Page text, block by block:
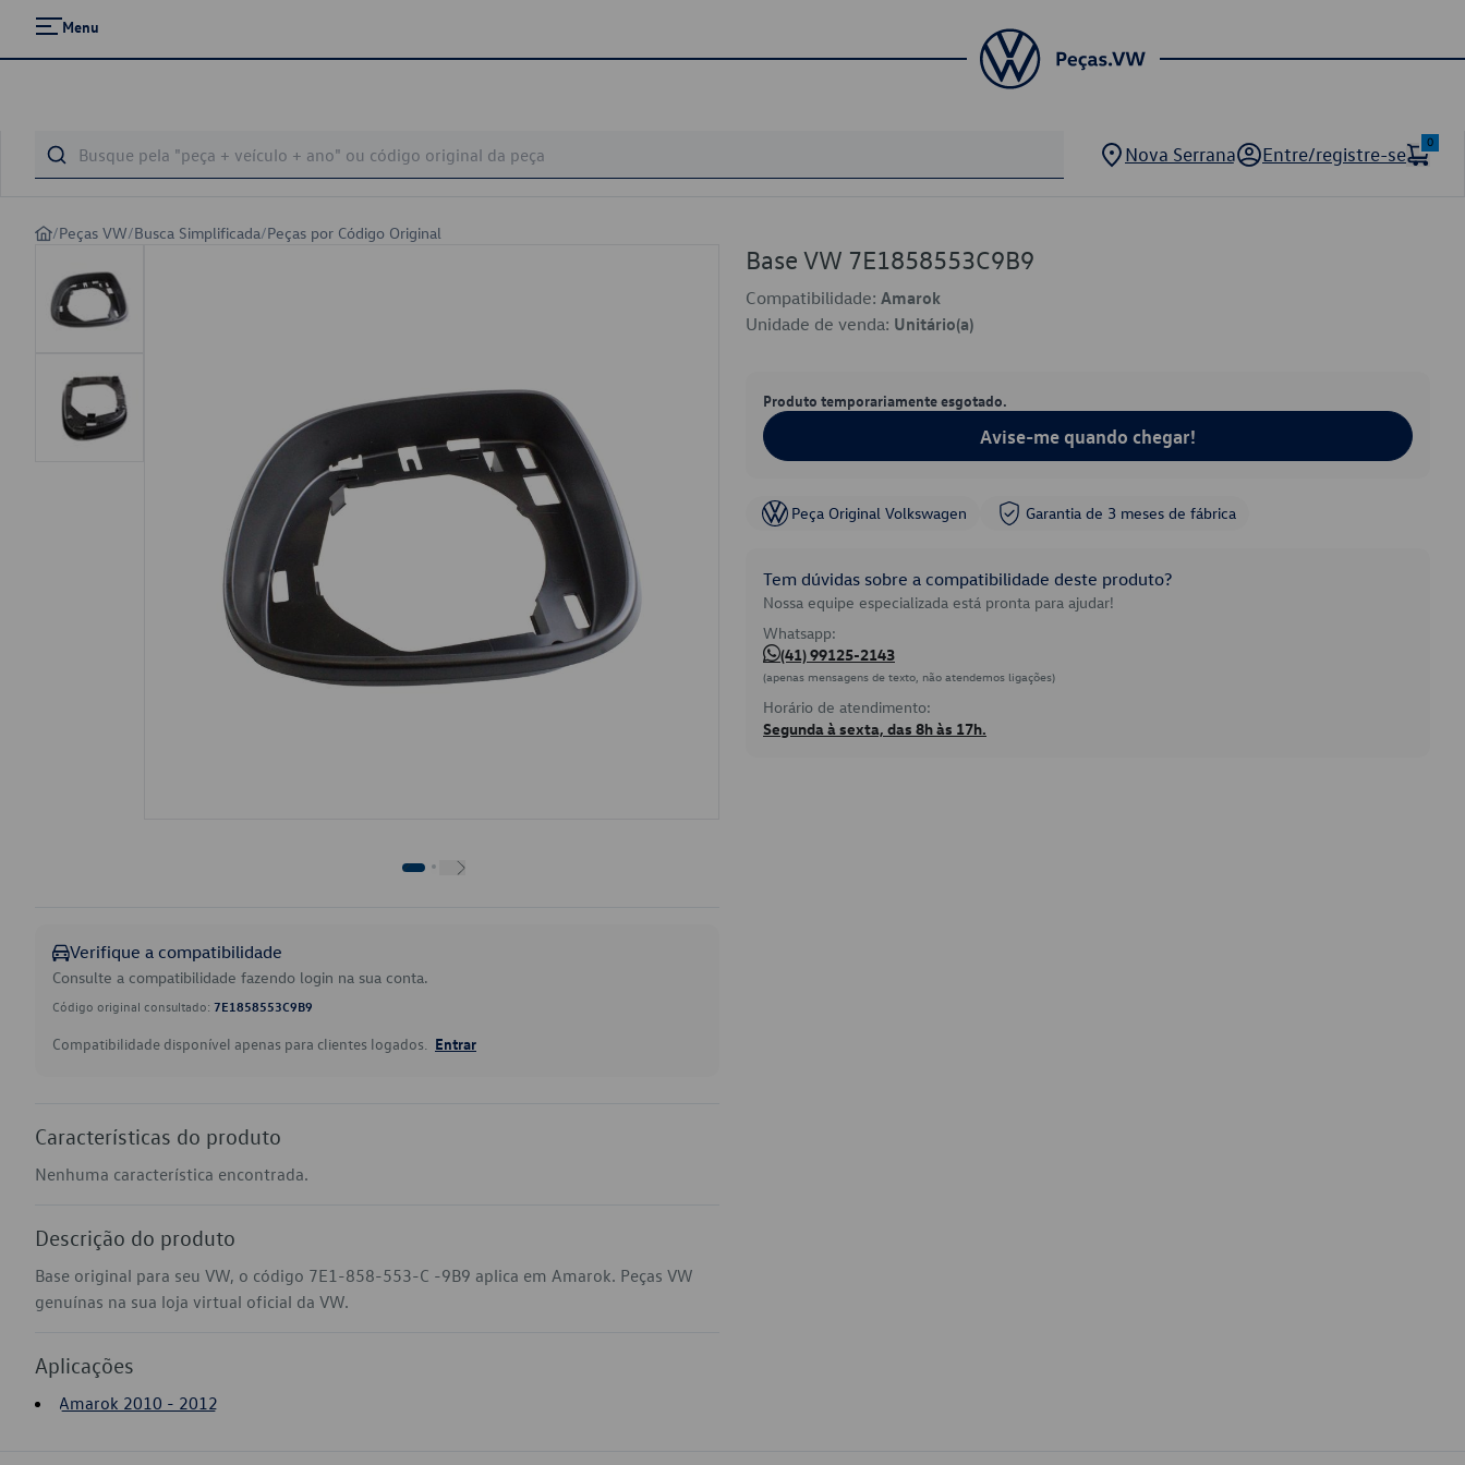
Menu
Nova Serrana Entre/registre-se
0
/Peças VW/Busca Simplificada/Peças por Código Original
Verifique a compatibilidade
Consulte a compatibilidade fazendo login na sua conta.
Código original consultado: 7E1858553C9B9
Compatibilidade disponível apenas para clientes logados. Entrar
Características do produto
Nenhuma característica encontrada.
Descrição do produto
Base original para seu VW, o código 7E1-858-553-C -9B9 aplica em Amarok. Peças VW
genuínas na sua loja virtual oficial da VW.
Aplicações
Amarok 2010 - 2012
Base VW 7E1858553C9B9
Compatibilidade: Amarok
Unidade de venda: Unitário(a)
Produto temporariamente esgotado.
Avise-me quando chegar!
Peça Original Volkswagen Garantia de 3 meses de fábrica
Tem dúvidas sobre a compatibilidade deste produto?
Nossa equipe especializada está pronta para ajudar!
Whatsapp:
(41) 99125-2143
(apenas mensagens de texto, não atendemos ligações)
Horário de atendimento:
Segunda à sexta, das 8h às 17h.